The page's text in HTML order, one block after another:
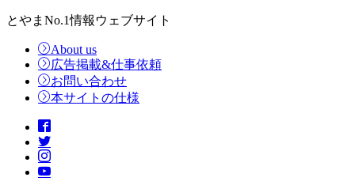
とやまNo.1情報ウェブサイト
About us
広告掲載&仕事依頼
お問い合わせ
本サイトの仕様